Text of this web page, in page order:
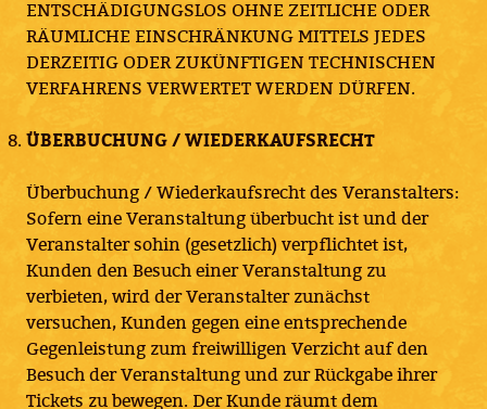
ENTSCHÄDIGUNGSLOS OHNE ZEITLICHE ODER
RÄUMLICHE EINSCHRÄNKUNG MITTELS JEDES
DERZEITIG ODER ZUKÜNFTIGEN TECHNISCHEN
VERFAHRENS VERWERTET WERDEN DÜRFEN.
ÜBERBUCHUNG / WIEDERKAUFSRECHT
Überbuchung / Wiederkaufsrecht des Veranstalters:
Sofern eine Veranstaltung überbucht ist und der
Veranstalter sohin (gesetzlich) verpflichtet ist,
Kunden den Besuch einer Veranstaltung zu
verbieten, wird der Veranstalter zunächst
versuchen, Kunden gegen eine entsprechende
Gegenleistung zum freiwilligen Verzicht auf den
Besuch der Veranstaltung und zur Rückgabe ihrer
Tickets zu bewegen. Der Kunde räumt dem